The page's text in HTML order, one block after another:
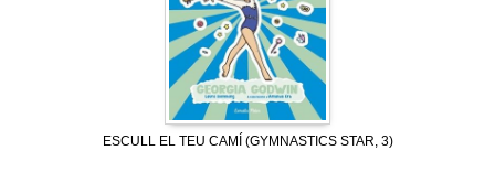
ESCULL EL TEU CAMÍ (GYMNASTICS STAR, 3)